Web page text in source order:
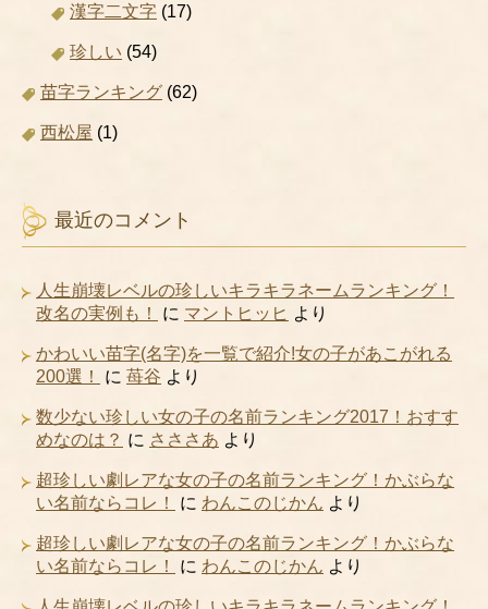
漢字二文字 (17)
珍しい (54)
苗字ランキング (62)
西松屋 (1)
最近のコメント
人生崩壊レベルの珍しいキラキラネームランキング！
改名の実例も！
に マントヒッヒ より
かわいい苗字(名字)を一覧で紹介!女の子があこがれる
200選！
に 苺谷 より
数少ない珍しい女の子の名前ランキング2017！おすす
めなのは？ に さささあ より
超珍しい劇レアな女の子の名前ランキング！かぶらな
い名前ならコレ！
に わんこのじかん より
超珍しい劇レアな女の子の名前ランキング！かぶらな
い名前ならコレ！
に わんこのじかん より